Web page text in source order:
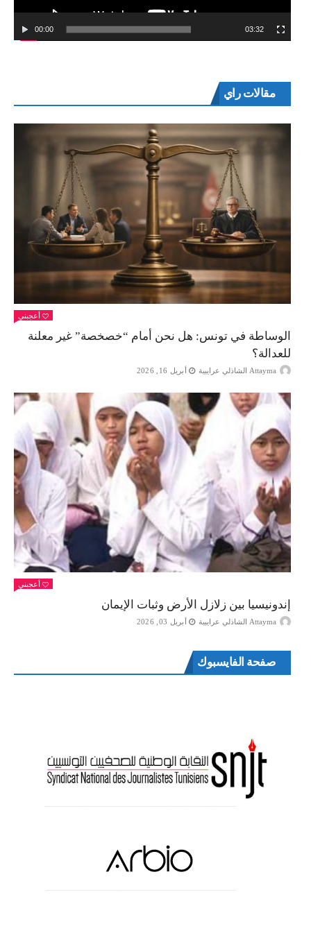
00:00 03:32
مقالات راي
أعجبني
الوساطة في تونس: هل نحن أمام “خصخصة” غير معلنة
للعدالة؟
Attayma الشاذلي عرايبية أبريل 16, 2026
أعجبني
إندونيسيا بين زلازل الأرض وثبات الإيمان
Attayma الشاذلي عرايبية أبريل 03, 2026
صفحة الفايسبوك